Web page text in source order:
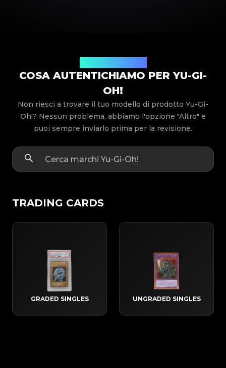
COSA AUTENTICHIAMO PER YU-GI-
OH!
Non riesci a trovare il tuo modello di prodotto Yu-Gi-
Oh!? Nessun problema, abbiamo l'opzione "Altro" e
puoi sempre inviarlo prima per la revisione.
TRADING CARDS
GRADED SINGLES UNGRADED SINGLES